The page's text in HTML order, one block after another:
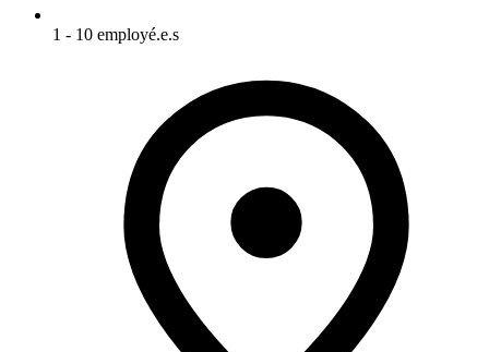
1 - 10 employé.e.s